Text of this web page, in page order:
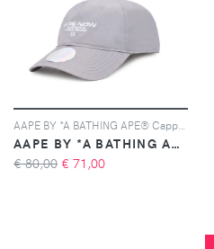
AAPE BY *A BATHING APE®
€ 80,00 € 71,00